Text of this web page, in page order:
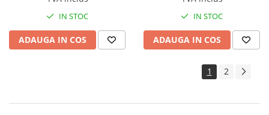
IN STOC
ADAUGA IN COS
IN STOC
ADAUGA IN COS
1 2